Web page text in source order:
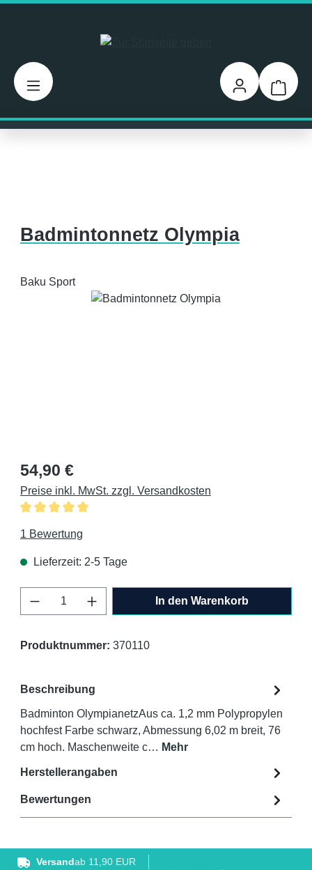
Badmintonnetz Olympia
Baku Sport
Bildergalerie überspringen
Regulärer Preis:
54,90 €
Preise inkl. MwSt. zzgl. Versandkosten
Durchschnittliche Bewertung von 5 von 5 Sternen
1 Bewertung
Lieferzeit: 2-5 Tage
Produkt Anzahl: Gib den gewünschten
In den Warenkorb
Produktnummer: 370110
Beschreibung
Badminton OlympianetzAus ca. 1,2 mm Polypropylen
hochfest Farbe schwarz, Abmessung 6,02 m breit, 76
cm hoch. Maschenweite c… Mehr
Herstellerangaben
Bewertungen
Versandab 11,90 EUR